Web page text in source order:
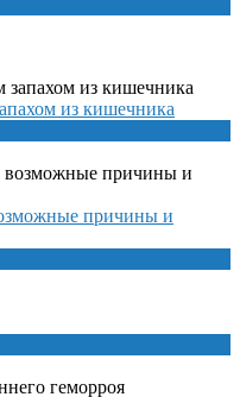
из кишечника
причины и